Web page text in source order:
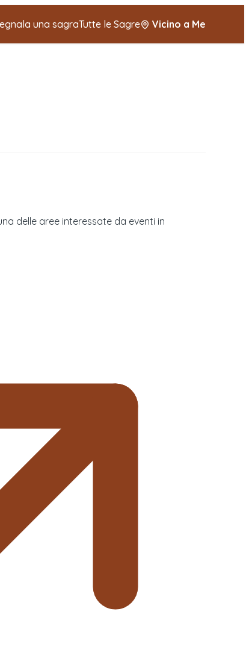
una sagraTutte le Sagre Vicino a Me
delle aree interessate da eventi in